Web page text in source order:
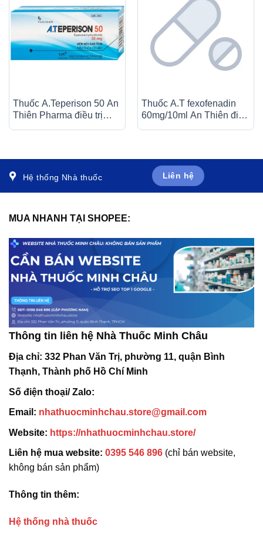
Thuốc A.Teperison 50 An
Thiên Pharma điều trị
Thuốc A.T fexofenadin
60mg/10ml An Thiên điều
Hệ thống Nhà thuốc Liên hệ
MUA NHANH TẠI SHOPEE:
Thông tin liên hệ Nhà Thuốc Minh Châu
Địa chỉ: 332 Phan Văn Trị, phường 11, quận Bình
Thạnh, Thành phố Hồ Chí Minh
Số điện thoại/ Zalo:
Email: nhathuocminhchau.store@gmail.com
Website: https://nhathuocminhchau.store/
Liên hệ mua website: 0395 546 896 (chỉ bán website,
không bán sản phẩm)
Thông tin thêm:
Hệ thống nhà thuốc